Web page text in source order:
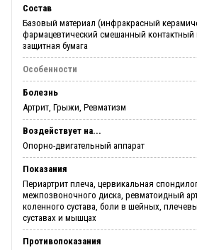
Состав
Базовый материал (инфракрасный
фармацевтический смешанный контактный
защитная бумага
Особенности
Болезнь
Артрит, Грыжи, Ревматизм
Воздействует на...
Опорно-двигательный аппарат
Показания
Периартрит плеча, цервикальная
межпозвоночного диска, ревматоидный
коленного сустава, боли в шейных,
суставах и мышцах
Противопоказания